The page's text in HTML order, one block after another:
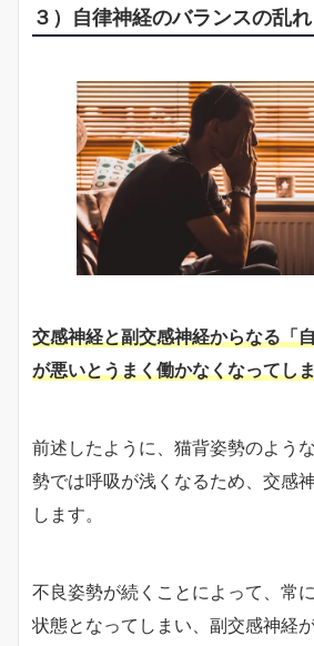
３）自律神経のバランスの乱れ
交感神経と副交感神経からなる「
が悪いとうまく働かなくなってし
前述したように、猫背姿勢のよう
勢では呼吸が浅くなるため、交感
します。
不良姿勢が続くことによって、常
状態となってしまい、副交感神経